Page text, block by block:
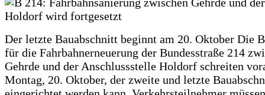
Der letzte Bauabschnitt beginnt am 20. Oktober Die
für die Fahrbahnerneuerung der Bundesstraße 214
Gehrde und der Anschlussstelle Holdorf schreiten
Montag, 20. Oktober, der zweite und letzte